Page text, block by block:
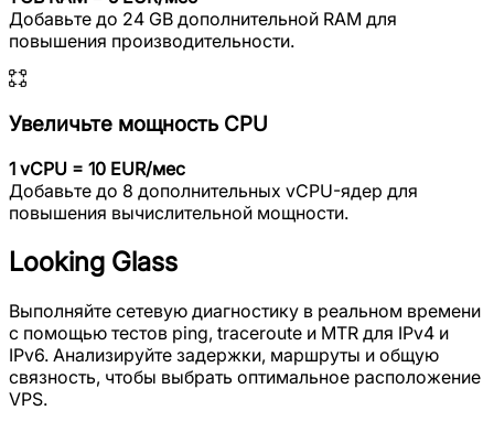
Добавьте до 24 GB дополнительной RAM для
повышения производительности.
Увеличьте мощность CPU
1 vCPU = 10 EUR/мес
Добавьте до 8 дополнительных vCPU-ядер для
повышения вычислительной мощности.
Looking Glass
Выполняйте сетевую диагностику в реальном времени
с помощью тестов ping, traceroute и MTR для IPv4 и
IPv6. Анализируйте задержки, маршруты и общую
связность, чтобы выбрать оптимальное расположение
VPS.